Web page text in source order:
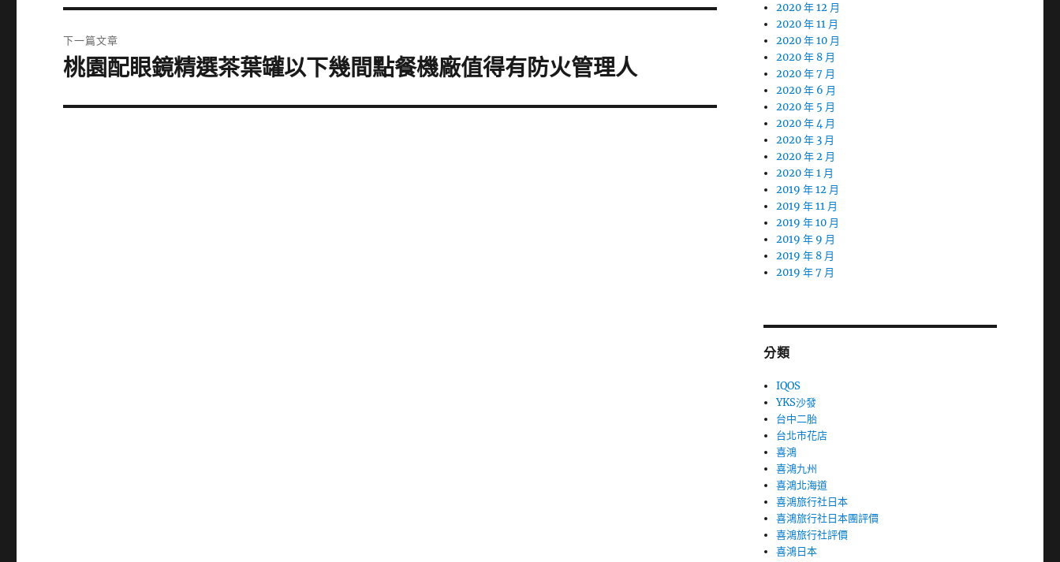
篇
文
章:
下一篇文章
下
篇
桃園配眼鏡精選茶葉罐以下幾間點餐機廠值得有防火管理人
2020 年 12 月
2020 年 11 月
2020 年 10 月
2020 年 8 月
2020 年 7 月
2020 年 6 月
2020 年 5 月
2020 年 4 月
2020 年 3 月
2020 年 2 月
2020 年 1 月
2019 年 12 月
2019 年 11 月
2019 年 10 月
2019 年 9 月
2019 年 8 月
2019 年 7 月
分類
IQOS
YKS沙發
台中二胎
台北市花店
喜鴻
喜鴻九州
喜鴻北海道
喜鴻旅行社日本
喜鴻旅行社日本團評價
喜鴻旅行社評價
喜鴻日本